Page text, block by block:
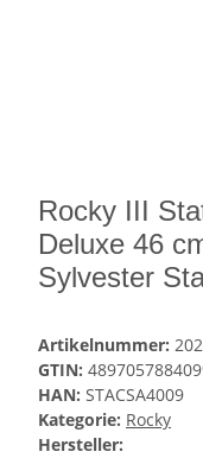
Rocky III
Deluxe 46
Sylvester
Artikelnummer:
GTIN:
HAN: STACSA4009
Kategorie: Rocky
Hersteller: